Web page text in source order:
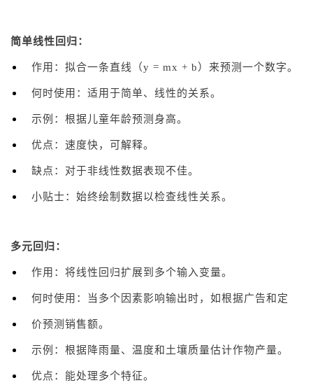
简单线性回归：
作用：拟合一条直线（y = mx + b）来预测一个数字。
何时使用：适用于简单、线性的关系。
示例：根据儿童年龄预测身高。
优点：速度快，可解释。
缺点：对于非线性数据表现不佳。
小贴士：始终绘制数据以检查线性关系。
多元回归：
作用：将线性回归扩展到多个输入变量。
何时使用：当多个因素影响输出时，如根据广告和定
价预测销售额。
示例：根据降雨量、温度和土壤质量估计作物产量。
优点：能处理多个特征。